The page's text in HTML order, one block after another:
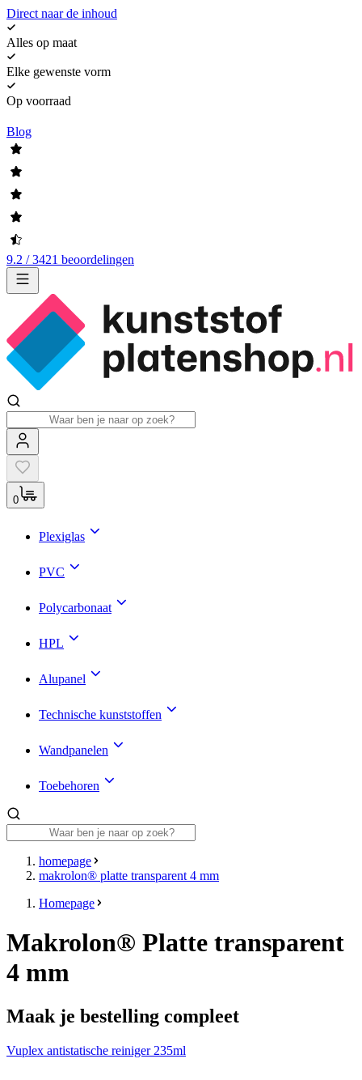
Direct naar de inhoud
Alles op maat
Elke gewenste vorm
Op voorraad
Blog
9.2 / 3421 beoordelingen
0
Plexiglas
PVC
Polycarbonaat
HPL
Alupanel
Technische kunststoffen
Wandpanelen
Toebehoren
homepage
makrolon® platte transparent 4 mm
Homepage
Makrolon® Platte transparent
4 mm
Maak je bestelling compleet
Vuplex antistatische reiniger 235ml